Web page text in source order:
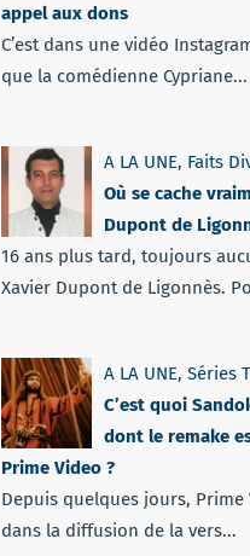
appel aux dons
C’est dans une vidéo
que la comédienne Cypriane...
A LA UNE, Faits
Où se cache
Dupont de
16 ans plus tard, toujours
Xavier Dupont de Ligonnès.
A LA UNE, Séries
C’est quoi
dont le remake
Prime Video ?
Depuis quelques jours, Prime
dans la diffusion de la vers...